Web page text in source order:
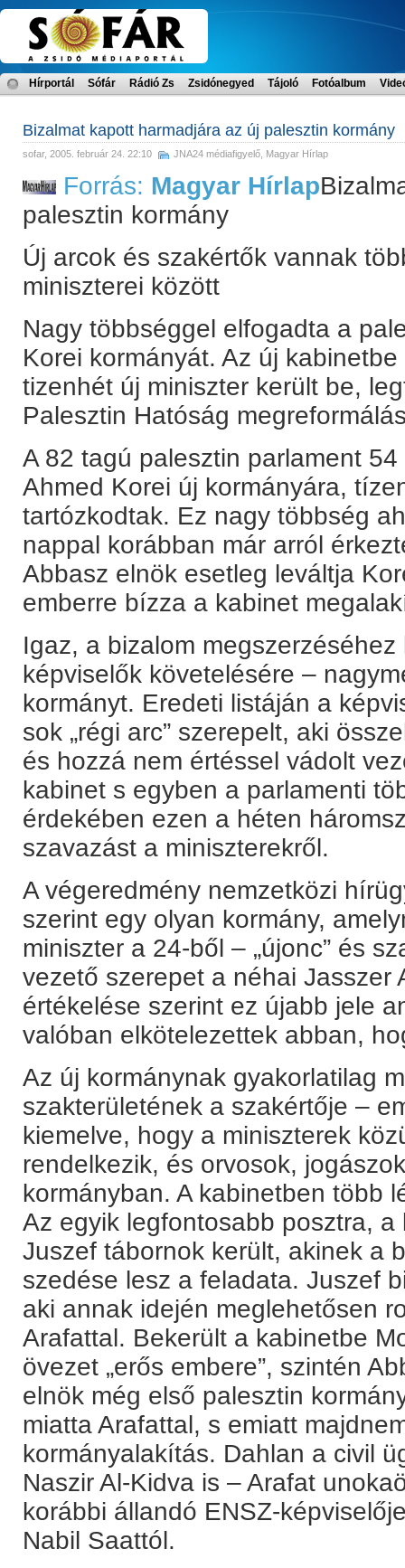
Hírportál Sófár Rádió Zs Zsidónegyed Tájoló Fotóalbum
Bizalmat kapott harmadjára az új palesztin kormány
sofar, 2005. február 24. 22:10 JNA24 médiafigyelő Magyar Hírlap
Forrás: Magyar Hírlap
palesztin kormány
Új arcok és szakértők vannak
miniszterei között
Nagy többséggel elfogadta a
Korei kormányát. Az új
tizenhét új miniszter került be,
Palesztin Hatóság
A 82 tagú palesztin parlament
Ahmed Korei új kormányára,
tartózkodtak. Ez nagy többség
nappal korábban már arról
Abbasz elnök esetleg leváltja
emberre bízza a kabinet
Igaz, a bizalom
képviselők követelésére –
kormányt. Eredeti listáján a
sok „régi arc” szerepelt, aki
és hozzá nem értéssel vádolt
kabinet s egyben a parlamenti
érdekében ezen a héten
szavazást a miniszterekről.
A végeredmény nemzetközi
szerint egy olyan kormány,
miniszter a 24-ből – „újonc” és
vezető szerepet a néhai Jasszer
értékelése szerint ez újabb jele
valóban elkötelezettek abban,
Az új kormánynak gyakorlatilag
szakterületének a szakértője –
kiemelve, hogy a miniszterek
rendelkezik, és orvosok,
kormányban. A kabinetben több
Az egyik legfontosabb posztra,
Juszef tábornok került, akinek a
szedése lesz a feladata. Juszef
aki annak idején meglehetősen
Arafattal. Bekerült a kabinetbe
övezet „erős embere”, szintén
elnök még első palesztin
miatta Arafattal, s emiatt
kormányalakítás. Dahlan a civil
Naszir Al-Kidva is – Arafat
korábbi állandó ENSZ-
Nabil Saattól.